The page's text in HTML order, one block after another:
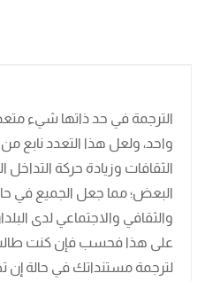
الترجمة في حد ذاتها شيء
واحد، ولعل هذا التعدد نابع
الثقافات وزيادة حركة التداخل
البعض؛ مما جعل الجميع في
والثقافي والاجتماعي لدى
على هذا فحسب فإن كنت طالب
لترجمة مستنداتك في حالة إن